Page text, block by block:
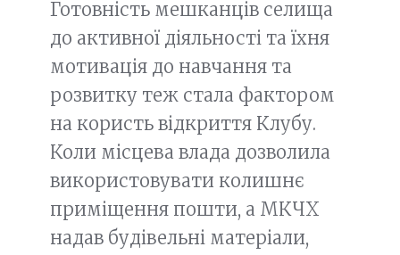
Готовність мешканців селища
до активної діяльності та їхня
мотивація до навчання та
розвитку теж стала фактором
на користь відкриття Клубу.
Коли місцева влада дозволила
використовувати колишнє
приміщення пошти, а МКЧХ
надав будівельні матеріали,